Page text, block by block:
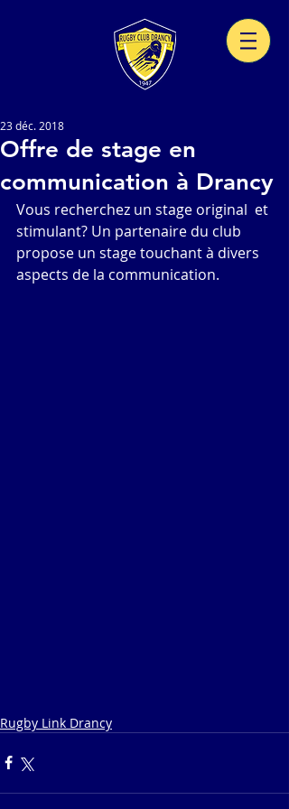
Offre de stage en
communication à Drancy
23 déc. 2018
Vous recherchez un stage original  et
stimulant? Un partenaire du club
propose un stage touchant à divers
aspects de la communication.
Rugby Link Drancy